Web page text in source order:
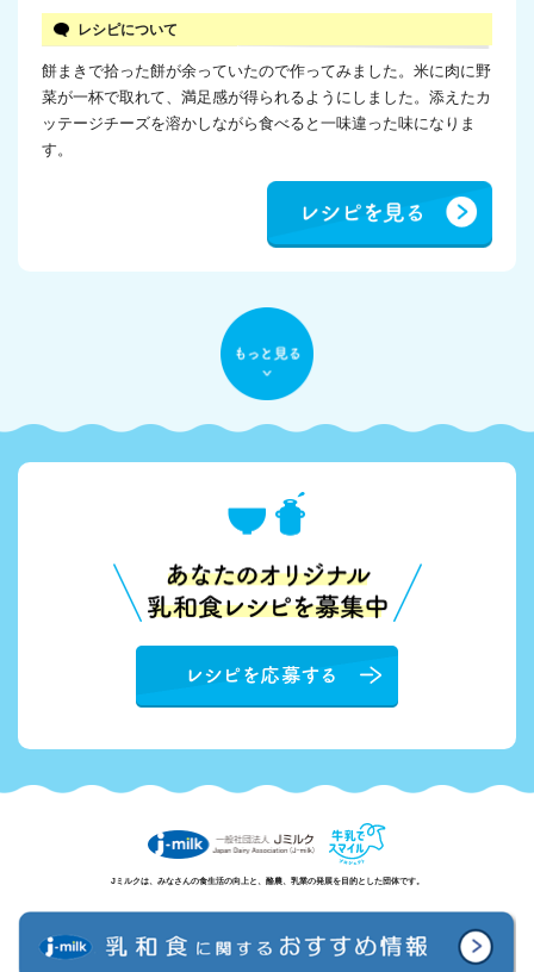
レシピについて
餅まきで拾った餅が余っていたので作ってみました。米に肉に野
菜が一杯で取れて、満足感が得られるようにしました。添えたカ
ッテージチーズを溶かしながら食べると一味違った味になりま
す。
Jミルクは、みなさんの食生活の向上と、酪農、乳業の発展を目的とした団体です。